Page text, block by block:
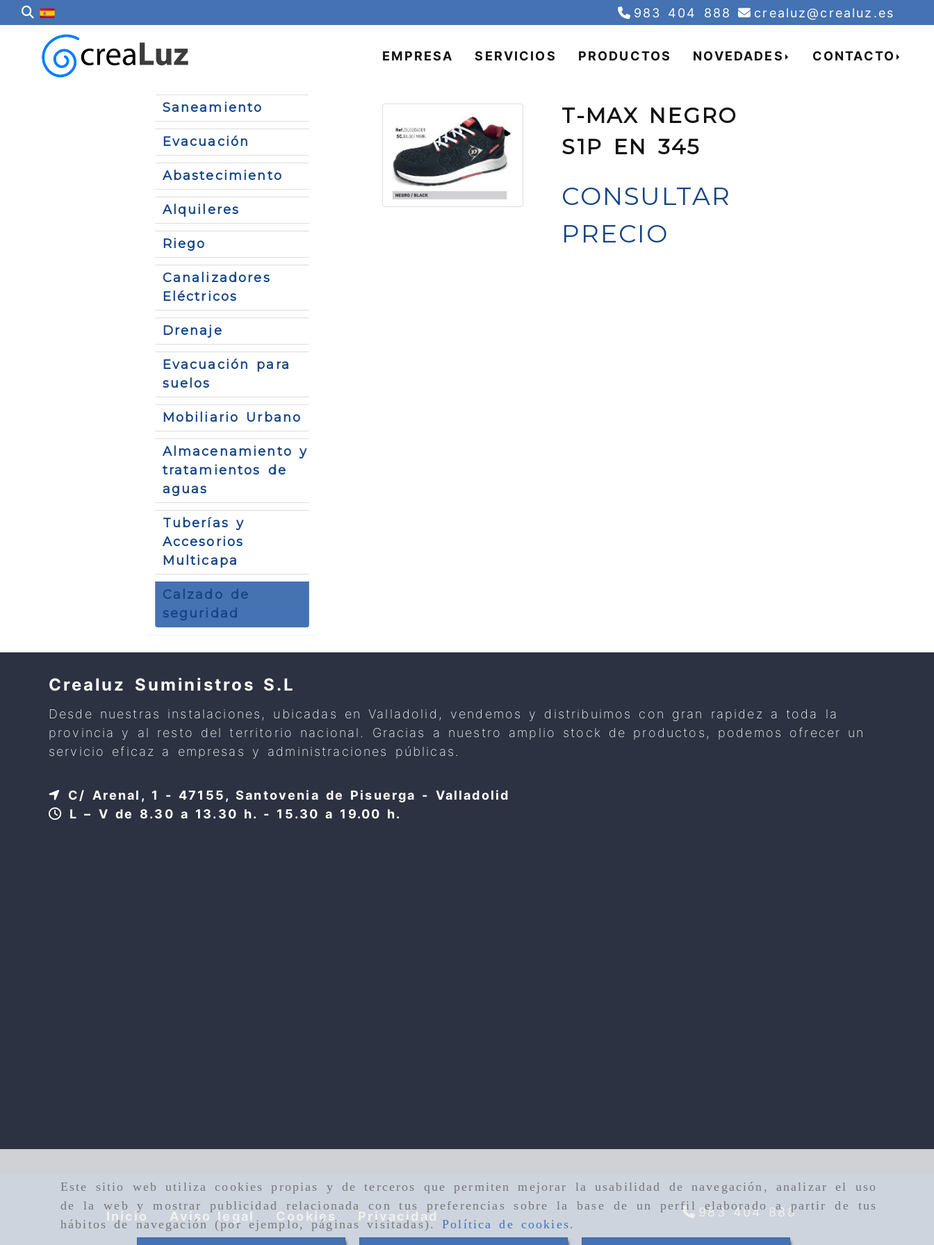
Este sitio web utiliza cookies propias y de terceros que permiten mejorar la usabilidad de navegación, analizar el uso
de la web y mostrar publicidad relacionada con tus preferencias sobre la base de un perfil elaborado a partir de tus
hábitos de navegación (por ejemplo, páginas visitadas).Política de cookies.
983 404 888 crealuz crealuz.es
EMPRESA SERVICIOS PRODUCTOS NOVEDADES CONTACTO
Saneamiento
Evacuación
Abastecimiento
Alquileres
Riego
Canalizadores
Eléctricos
Drenaje
Evacuación para
suelos
Mobiliario Urbano
Almacenamiento y
tratamientos de
aguas
Tuberías y
Accesorios
Multicapa
Calzado de
seguridad
T-MAX NEGRO
S1P EN 345
CONSULTAR
PRECIO
Crealuz Suministros S.L
Desde nuestras instalaciones, ubicadas en Valladolid, vendemos y distribuimos con gran rapidez a toda la
provincia y al resto del territorio nacional. Gracias a nuestro amplio stock de productos, podemos ofrecer un
servicio eficaz a empresas y administraciones públicas.
C/ Arenal, 1 - 47155, Santovenia de Pisuerga - Valladolid
L – V de 8.30 a 13.30 h. - 15.30 a 19.00 h.
Inicio Aviso legal Cookies Privacidad 983 404 888